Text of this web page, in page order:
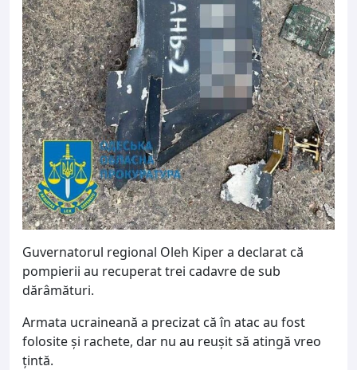
Guvernatorul regional Oleh Kiper a declarat că
pompierii au recuperat trei cadavre de sub
dărâmături.
Armata ucraineană a precizat că în atac au fost
folosite și rachete, dar nu au reușit să atingă vreo
țintă.